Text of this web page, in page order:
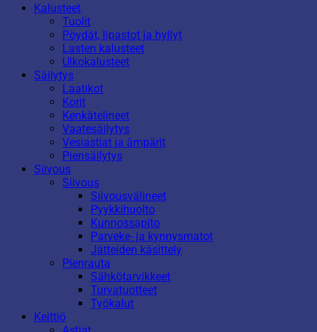
Kalusteet
Tuolit
Pöydät, lipastot ja hyllyt
Lasten kalusteet
Ulkokalusteet
Säilytys
Laatikot
Korit
Kenkätelineet
Vaatesäilytys
Vesiastiat ja ämpärit
Piensäilytys
Siivous
Siivous
Siivousvälineet
Pyykkihuolto
Kunnossapito
Parveke- ja kynnysmatot
Jätteiden käsittely
Pienrauta
Sähkötarvikkeet
Turvatuotteet
Työkalut
Keittiö